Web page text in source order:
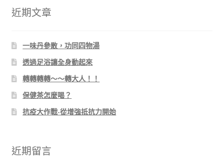
字:
近期文章
一味丹參散，功同四物湯
透過足浴讓全身動起來
轉轉轉轉～～轉大人！！
保健茶怎麼喝？
抗疫大作戰-從增強抵抗力開始
近期留言